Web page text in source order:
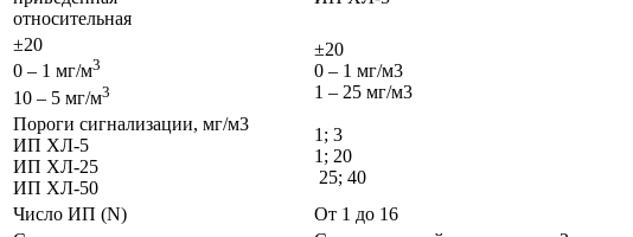
относительная
±20
0 – 1 мг/м3
10 – 5 мг/м3
±20
0 – 1 мг/м3
1 – 25 мг/м3
Пороги сигнализации, мг/м3
ИП ХЛ-5
ИП ХЛ-25
ИП ХЛ-50
1; 3
1; 20
25; 40
Число ИП (N)
От 1 до 16